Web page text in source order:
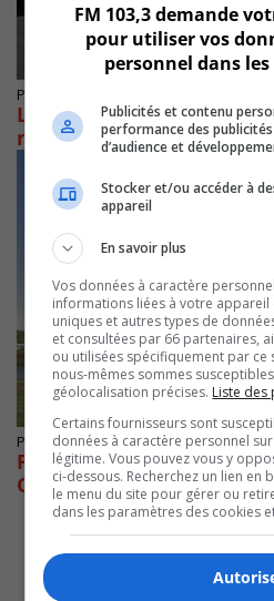
Publié le 12 septembre 2020 à 20h00
Le Centre municipal de
maintenant accessible
Publié le 31 août 2020 à 19h26
Piste multifonctionnelle
Cartier : Accessible
FM 103,3 demande
pour utiliser vos
personnel dans
Publicités et contenu
performance des
d’audience et
Stocker et/ou accéder à
appareil
En savoir plus
Vos données à caractère
informations liées à votre
uniques et autres types de
et consultées par 66 partenaires,
ou utilisées spécifiquement par ce
nous-mêmes sommes
géolocalisation précises. Liste des
Certains fournisseurs sont
données à caractère personnel
légitime. Vous pouvez vous y
ci-dessous. Recherchez un lien en
le menu du site pour gérer ou
dans les paramètres des cookies